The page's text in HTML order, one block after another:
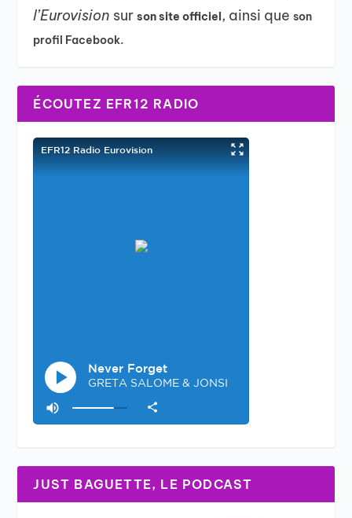
l’Eurovision surson site officiel , ainsi queson
profil Facebook.
ÉCOUTEZ EFR12 RADIO
JUST BAGUETTE, LE PODCAST